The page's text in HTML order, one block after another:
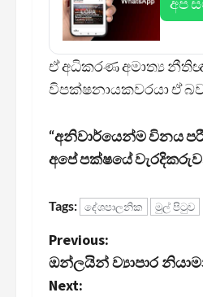
ඒ අධිකරණ අමාත්‍ය
විපක්ෂනායකවරයා ඒ
“අනිවාර්යෙන්ම විනය
අපේ පක්ෂයේ
Tags: දේශපාලනික මුල් පිටුව
P
o
Previous:
ඔන්ලයින් ව්‍යාපාර
Next: